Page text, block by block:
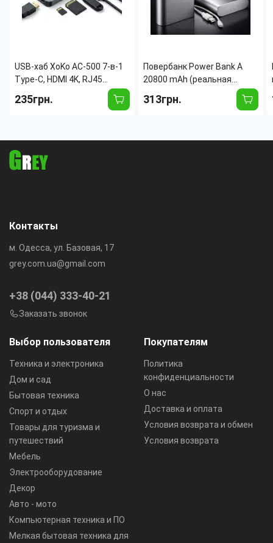
USB-хаб XoKo AC-500 7-в-1
Type-C, HDMI 4K, RJ45
100W, картридер SD/TF,
235грн.
Повербанк Power Bank A
20800 mAh (реальная
металлический корпус,
313грн.
Выбор пользователя
Техника и электроника
Дом и сад
Бытовая техника
Спорт и отдых
Товары для туризма и
путешествий
Мебель
Электрооборудование
Декор
Авто - мото
Компьютерная техника и ПО
Мелкая бытовая техника для
Покупателям
Политика
конфиденциальности
О нас
Доставка и оплата
Условия возврата и обмен
Условия возврата
Контакты
м. Одесса, ул. Базовая, 17
grey.com.ua@gmail.com
+38 (044) 333-40-21
Заказать звонок